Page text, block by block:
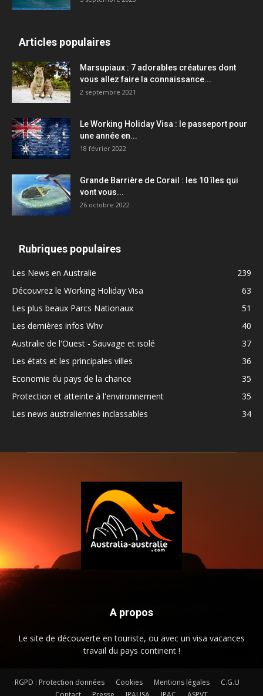
Articles populaires
Marsupiaux : 7 adorables créatures dont
vous allez faire la connaissance...
2 septembre 2021
Le Working Holiday Visa : le passeport pour
une année en...
18 février 2022
Grande Barrière de Corail : les 10 îles qui
vont vous...
26 octobre 2022
Rubriques populaires
Les News en Australie
239
Découvrez le Working Holiday Visa
63
Les plus beaux Parcs Nationaux
51
Les dernières infos Whv
40
Australie de l'Ouest - Sauvage et isolé
37
Les états et les principales villes
36
Economie du pays de la chance
35
Protection et atteinte à l'environnement
35
Les news australiennes inclassables
34
A propos
Le site de découverte en touriste, ou avec un visa vacances
travail du pays continent !
RGPD : Protection données Cookies Mentions légales
C.G.U